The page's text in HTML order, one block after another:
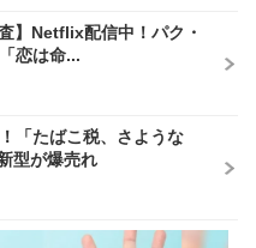
】Netflix配信中！パク・
恋は命...
「たばこ税、さような
型が爆売れ